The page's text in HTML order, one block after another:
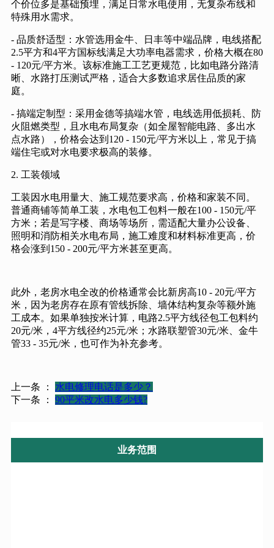
个价位多是基础预埋，满足日常水电使用，无复杂布线和
特殊用水需求。
- 品质舒适型：水管选用金牛、日丰等中端品牌，电线搭配
2.5平方和4平方国标线满足大功率电器需求，价格大概在80
- 120元/平方米。该标准施工工艺更规范，比如电路分路清
晰、水路打压测试严格，适合大多数追求居住品质的家
庭。
- 搞端定制型：采用金德等搞端水管，电线选用低损耗、防
火阻燃类型，且水电布局复杂（如全屋智能电路、多出水
点水路），价格会达到120 - 150元/平方米以上，常见于搞
端住宅或对水电要求极高的装修。
2. 工装领域
工装因水电用量大、施工规范要求高，价格和家装不同。
普通商铺等简单工装，水电包工包料一般在100 - 150元/平
方米；若是写字楼、商场等场所，需适配大量办公设备、
照明和消防相关水电布局，施工难度和材料标准更高，价
格会涨到150 - 200元/平方米甚至更高。
此外，老房水电全改的价格通常会比新房高10 - 20元/平方
米，因为老房存在原有管线拆除、墙体结构复杂等额外施
工成本。如果单独按米计算，电路2.5平方线径包工包料约
20元/米，4平方线径约25元/米；水路联塑管30元/米、金牛
管33 - 35元/米，也可作为补充参考。
上一条 ：
水电修理电话是多少？
下一条 ：
90平米改水电多少钱?
业务范围